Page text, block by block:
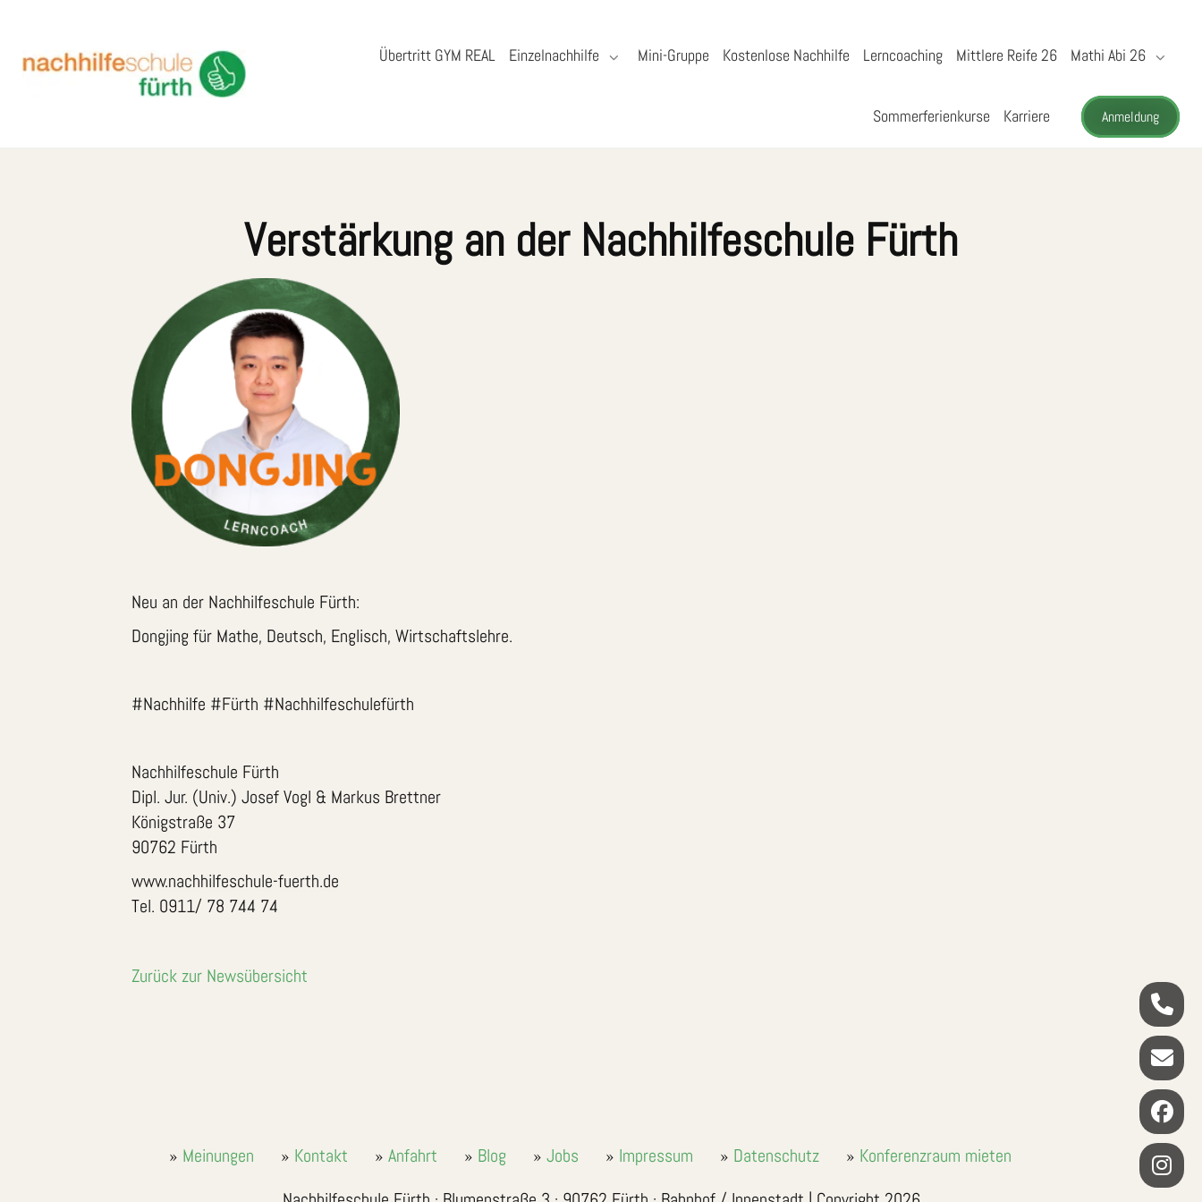
Übertritt GYM REAL Einzelnachhilfe Mini-Gruppe Kostenlose Nachhilfe Lerncoaching Mittlere Reife 26 Mathi Abi 26
Sommerferienkurse Karriere Anmeldung
Verstärkung an der Nachhilfeschule Fürth
Neu an der Nachhilfeschule Fürth:
Dongjing für Mathe, Deutsch, Englisch, Wirtschaftslehre.
#Nachhilfe #Fürth #Nachhilfeschulefürth
Nachhilfeschule Fürth
Dipl. Jur. (Univ.) Josef Vogl & Markus Brettner
Königstraße 37
90762 Fürth
www.nachhilfeschule-fuerth.de
Tel. 0911/ 78 744 74
Zurück zur Newsübersicht
Meinungen Kontakt Anfahrt Blog Jobs Impressum Datenschutz
Konferenzraum mieten